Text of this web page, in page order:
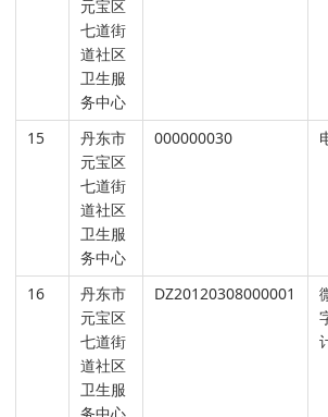
元宝区
七道街
道社区
卫生服
务中心
15
丹东市
元宝区
七道街
道社区
卫生服
务中心
000000030
16
丹东市
元宝区
七道街
道社区
卫生服
DZ20120308000001